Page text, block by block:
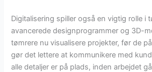
Digitalisering spiller også en vigtig rolle i
avancerede designprogrammer og 3D-
tømrere nu visualisere projekter, før de
gør det lettere at kommunikere med
alle detaljer er på plads, inden arbejdet